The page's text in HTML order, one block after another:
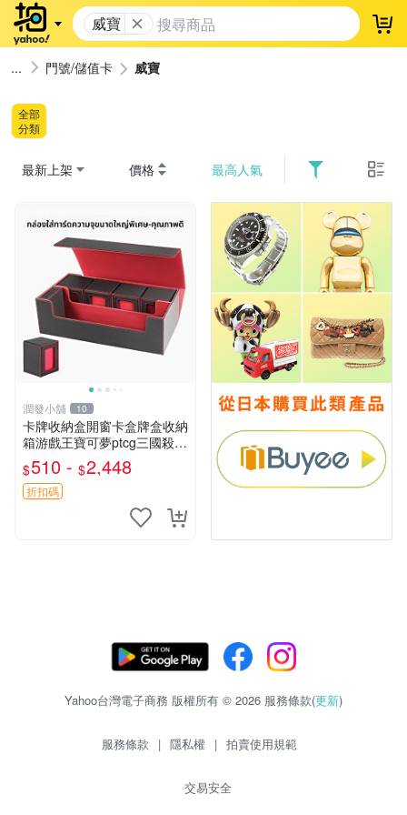
威寶 登
門號/儲值卡 威寶
全部
分類
最新上架 價格 最高人氣
潤發小舖 10
卡牌收納盒開窗卡盒牌盒收納
箱游戲王寶可夢ptcg三國殺海
賊王dtcg
$510 - $2,448
折扣碼
Yahoo台灣電子商務 版權所有 © 2026 服務條款(更新)
服務條款 | 隱私權 | 拍賣使用規範
交易安全